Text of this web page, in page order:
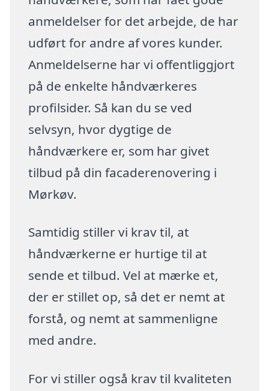
anmeldelser for det arbejde, de har
udført for andre af vores kunder.
Anmeldelserne har vi offentliggjort
på de enkelte håndværkeres
profilsider. Så kan du se ved
selvsyn, hvor dygtige de
håndværkere er, som har givet
tilbud på din facaderenovering i
Mørkøv.
Samtidig stiller vi krav til, at
håndværkerne er hurtige til at
sende et tilbud. Vel at mærke et,
der er stillet op, så det er nemt at
forstå, og nemt at sammenligne
med andre.
For vi stiller også krav til kvaliteten